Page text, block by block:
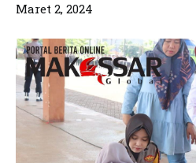
Maret 2, 2024